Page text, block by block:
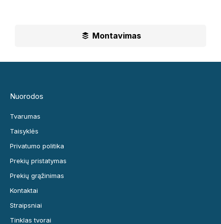
Montavimas
Nuorodos
Tvarumas
Taisyklės
Privatumo politika
Prekių pristatymas
Prekių grąžinimas
Kontaktai
Straipsniai
Tinklas tvorai